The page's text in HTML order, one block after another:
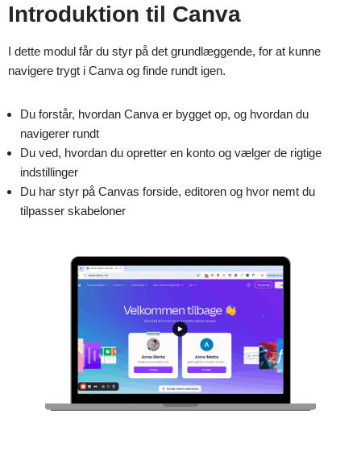
Introduktion til Canva
I dette modul får du styr på det grundlæggende, for at kunne
navigere trygt i Canva og finde rundt igen.
Du forstår, hvordan Canva er bygget op, og hvordan du
navigerer rundt
Du ved, hvordan du opretter en konto og vælger de rigtige
indstillinger
Du har styr på Canvas forside, editoren og hvor nemt du
tilpasser skabeloner